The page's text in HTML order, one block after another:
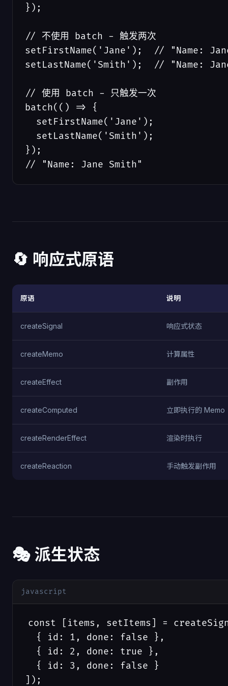
});
// 不使用 batch - 触发两次
setFirstName('Jane');  // "Name:
setLastName('Smith');  // "Name:
// 使用 batch - 只触发一次
batch(() => {
  setFirstName('Jane');
  setLastName('Smith');
});
// "Name: Jane Smith"
🔄 响应式原语
原语 说明
createSignal 响应式状态
createMemo 计算属性
createEffect 副作用
createComputed 立即执行的 Memo
createRenderEffect 渲染时执行
createReaction 手动触发副作用
🎭 派生状态
javascript
const [items, setItems] =
  { id: 1, done: false },
  { id: 2, done: true },
  { id: 3, done: false }
]);